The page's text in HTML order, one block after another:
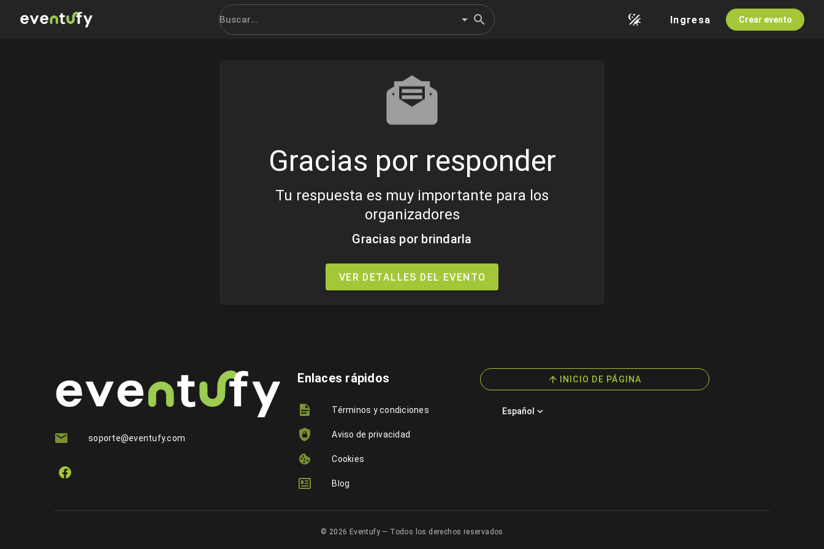
Ingresa Crear evento
Gracias por responder
Tu respuesta es muy importante para los
organizadores
Gracias por brindarla
VER DETALLES DEL EVENTO
soporte@eventufy.com
Enlaces rápidos
Términos y condiciones
Aviso de privacidad
Cookies
Blog
INICIO DE PÁGINA
Español
© 2026 Eventufy — Todos los derechos reservados